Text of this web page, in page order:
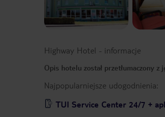
Highway Hotel - informacje
Opis hotelu został przetłumaczony
Najpopularniejsze udogodnienia:
TUI Service Center 24/7 +